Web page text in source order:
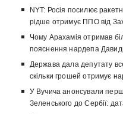
NYT: Росія посилює
рідше отримує ППО від
Чому Арахамія отримав
пояснення нардепа
Держава дала депутату
скільки грошей отримує
У Вучича анонсували
Зеленського до Сербії: